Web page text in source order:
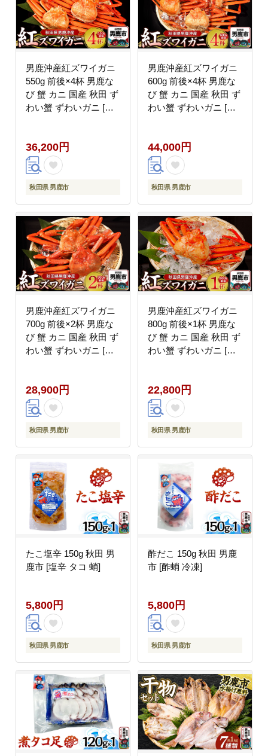
男鹿沖産紅ズワイガニ
550g 前後×4杯 男鹿な
び 蟹 カニ 国産 秋田 ず
わい蟹 ずわいガニ [新
36,200円
秋田県 男鹿市
男鹿沖産紅ズワイガニ
600g 前後×4杯 男鹿な
び 蟹 カニ 国産 秋田 ず
わい蟹 ずわいガニ [新
44,000円
秋田県 男鹿市
男鹿沖産紅ズワイガニ
700g 前後×2杯 男鹿な
び 蟹 カニ 国産 秋田 ず
わい蟹 ずわいガニ [新
28,900円
秋田県 男鹿市
男鹿沖産紅ズワイガニ
800g 前後×1杯 男鹿な
び 蟹 カニ 国産 秋田 ず
わい蟹 ずわいガニ [新
22,800円
秋田県 男鹿市
たこ塩辛 150g 秋田 男
鹿市 [塩辛 タコ 蛸]
5,800円
秋田県 男鹿市
酢だこ 150g 秋田 男鹿
市 [酢蛸 冷凍]
5,800円
秋田県 男鹿市